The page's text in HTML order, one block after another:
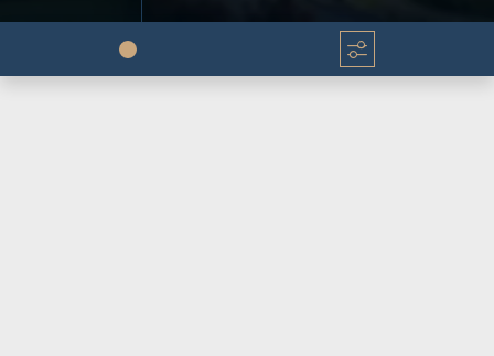
Chargement...